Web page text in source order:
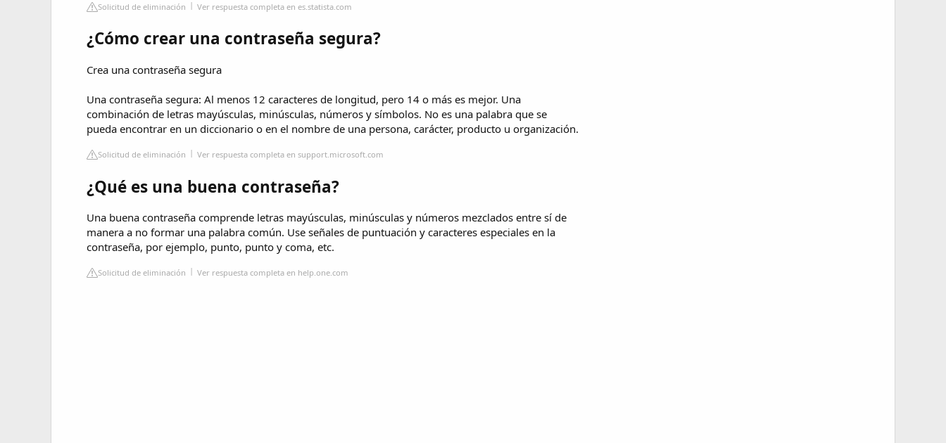
Solicitud de eliminación Ver respuesta completa en es.statista.com
¿Cómo crear una contraseña segura?
Crea una contraseña segura
Una contraseña segura: Al menos 12 caracteres de longitud, pero 14 o más es mejor. Una
combinación de letras mayúsculas, minúsculas, números y símbolos. No es una palabra que se
pueda encontrar en un diccionario o en el nombre de una persona, carácter, producto u organización.
Solicitud de eliminación Ver respuesta completa en support.microsoft.com
¿Qué es una buena contraseña?
Una buena contraseña comprende letras mayúsculas, minúsculas y números mezclados entre sí de
manera a no formar una palabra común. Use señales de puntuación y caracteres especiales en la
contraseña, por ejemplo, punto, punto y coma, etc.
Solicitud de eliminación Ver respuesta completa en help.one.com